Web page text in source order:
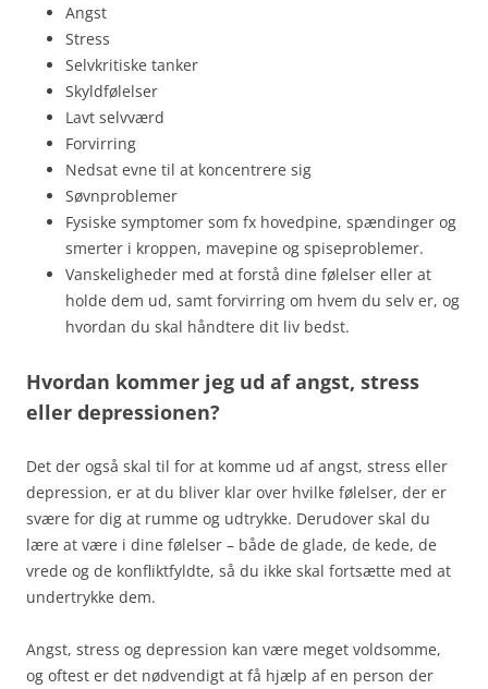
Angst
Stress
Selvkritiske tanker
Skyldfølelser
Lavt selvværd
Forvirring
Nedsat evne til at koncentrere sig
Søvnproblemer
Fysiske symptomer som fx hovedpine, spændinger og
smerter i kroppen, mavepine og spiseproblemer.
Vanskeligheder med at forstå dine følelser eller at
holde dem ud, samt forvirring om hvem du selv er, og
hvordan du skal håndtere dit liv bedst.
Hvordan kommer jeg ud af angst, stress
eller depressionen?
Det der også skal til for at komme ud af angst, stress eller
depression, er at du bliver klar over hvilke følelser, der er
svære for dig at rumme og udtrykke. Derudover skal du
lære at være i dine følelser – både de glade, de kede, de
vrede og de konfliktfyldte, så du ikke skal fortsætte med at
undertrykke dem.
Angst, stress og depression kan være meget voldsomme,
og oftest er det nødvendigt at få hjælp af en person der